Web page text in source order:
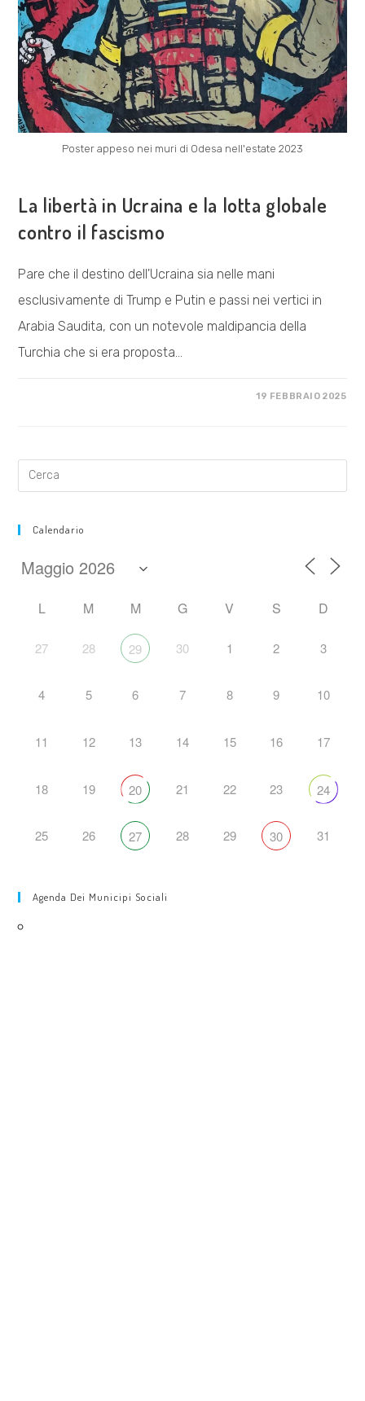
Poster appeso nei muri di Odesa nell'estate 2023
La libertà in Ucraina e la lotta globale
contro il fascismo
Pare che il destino dell'Ucraina sia nelle mani
esclusivamente di Trump e Putin e passi nei vertici in
Arabia Saudita, con un notevole maldipancia della
Turchia che si era proposta…
LA
CONTRO
19 FEBBRAIO 2025
Calendario
L M M G V S D
27 28 29 30 1 2 3
4 5 6 7 8 9 10
11 12 13 14 15 16 17
18 19 20 21 22 23 24
25 26 27 28 29 30 31
Agenda Dei Municipi Sociali